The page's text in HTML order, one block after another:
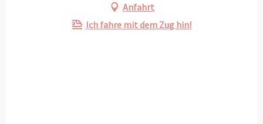
Anfahrt
Ich fahre mit dem Zug hin!